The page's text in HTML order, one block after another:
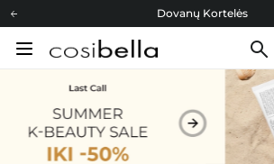
Dovanų Kortelės
Cosibella lojalumo programa